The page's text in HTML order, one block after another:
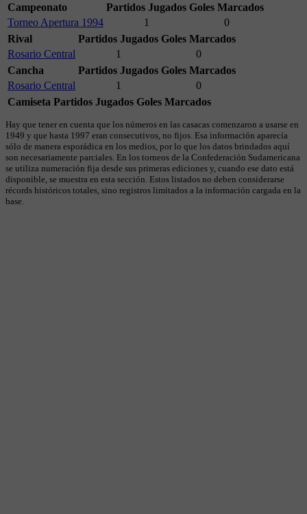
Campeonato Partidos Jugados Goles Marcados
Torneo Apertura 1994
1
0
Rival
Partidos Jugados Goles Marcados
Rosario Central
1
0
Cancha
Partidos Jugados Goles Marcados
Rosario Central
1
0
Camiseta Partidos Jugados Goles Marcados
Hay que tener en cuenta que los números en las casacas comenzaron a usarse en
1949 y que hasta 1997 eran consecutivos, no fijos. Esa información aparecía
sólo de manera esporádica en los medios, por lo que los datos brindados aquí
son necesariamente parciales. En los torneos de la Confederación Sudamericana
se utiliza numeración fija desde sus primeras ediciones y, cuando ese dato está
disponible, se muestra en esta sección. Estos listados no deben considerarse
récords históricos totales, sino registros limitados a la información cargada en la
base.